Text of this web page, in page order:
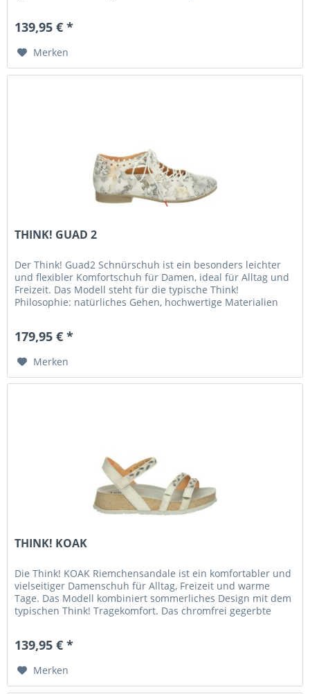
139,95 € *
Merken
THINK! GUAD 2
Der Think! Guad2 Schnürschuh ist ein besonders leichter
und flexibler Komfortschuh für Damen, ideal für Alltag und
Freizeit. Das Modell steht für die typische Think!
Philosophie: natürliches Gehen, hochwertige Materialien
179,95 € *
Merken
THINK! KOAK
Die Think! KOAK Riemchensandale ist ein komfortabler und
vielseitiger Damenschuh für Alltag, Freizeit und warme
Tage. Das Modell kombiniert sommerliches Design mit dem
typischen Think! Tragekomfort. Das chromfrei gegerbte
139,95 € *
Merken